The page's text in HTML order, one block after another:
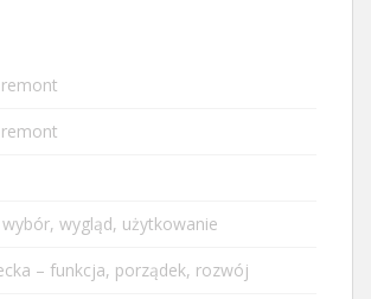
wybór, wygląd, użytkowanie
– funkcja, porządek, rozwój